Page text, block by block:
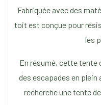
Fabriquée avec des
toit est conçue pour
les
En résumé, cette tente
des escapades en plein
recherche une tente